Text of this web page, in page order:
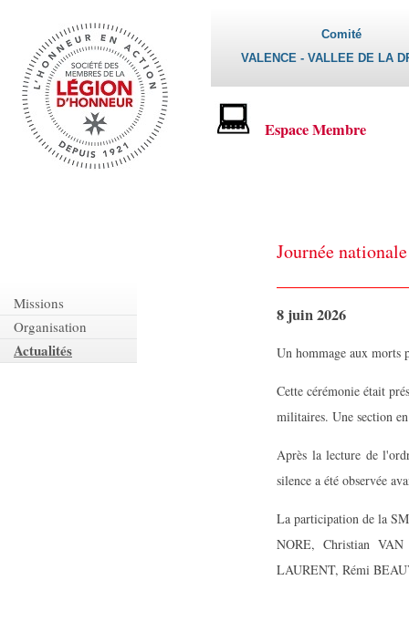
Comité
VALENCE - VALLEE DE LA
Espace Membre
Missions
Organisation
Actualités
Journée
8 juin 2026
Un hommage aux morts
Cette cérémonie était
militaires. Une section
Après la lecture de
silence a été observée
La participation de la
NORE, Christian VAN
LAURENT, Rémi